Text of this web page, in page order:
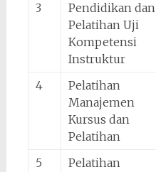
3
Pendidikan dan
Pelatihan Uji
Kompetensi
Instruktur
4
Pelatihan
Manajemen
Kursus dan
Pelatihan
5
Pelatihan